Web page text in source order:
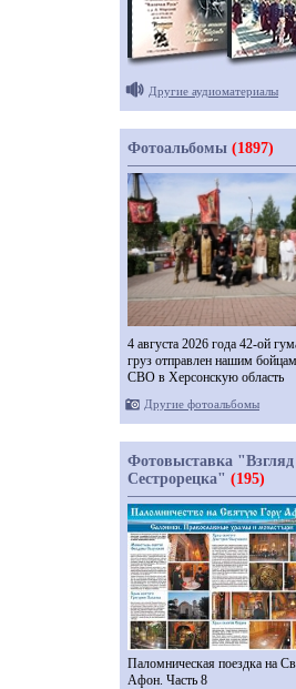
Другие аудиоматериалы
Фотоальбомы (1897)
4 августа 2026 года 42-ой
груз отправлен нашим
СВО в Херсонскую область
Другие фотоальбомы
Фотовыставка "Взгляд
Сестрорецка" (195)
Паломническая поездка на
Афон. Часть 8